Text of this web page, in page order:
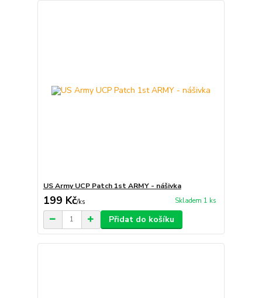
US Army UCP Patch 1st ARMY - nášivka
199 Kč/ks Skladem 1 ks
Přidat do košíku